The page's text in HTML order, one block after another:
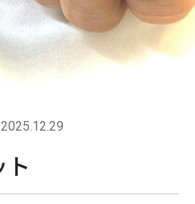
2025.12.29
ト